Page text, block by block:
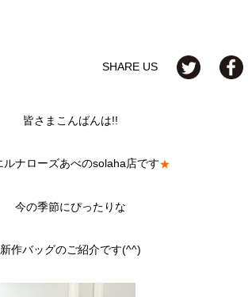
SHARE US
皆さまこんばんは!!
ルナローズあべのsolaha店です★
今の季節にぴったりな
新作バッグのご紹介です(^^)